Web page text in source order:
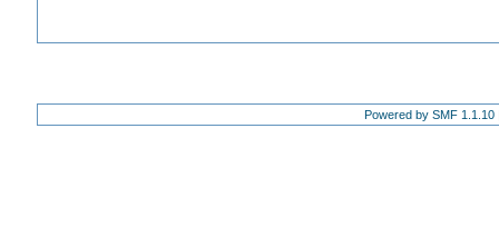
Powered by SMF 1.1.10